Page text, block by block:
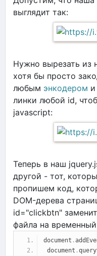
выглядит так:
Нужно вырезать из
хотя бы просто
любым энкодером
линки любой id,
javascript:
Теперь в наш
другой - тот,
пропишем код,
DOM-дерева
id="clickbtn"
файла на
document .
document .